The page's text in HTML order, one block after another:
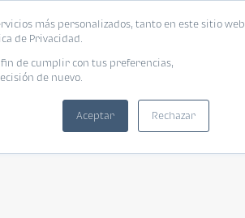
más personalizados, tanto en este sitio web
de Privacidad.
de cumplir con tus preferencias,
de nuevo.
Aceptar Rechazar
Encuentra tu vivienda ideal